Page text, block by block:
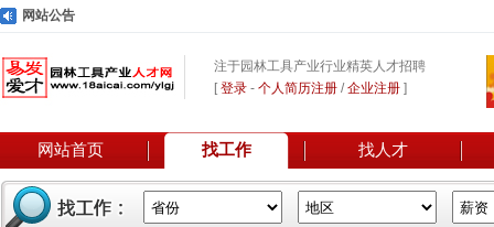
网站公告
注于园林工具产业行业精英人才招聘
[登录 - 个人简历注册 /企业注册 ]
网站首页 找工作 找人才